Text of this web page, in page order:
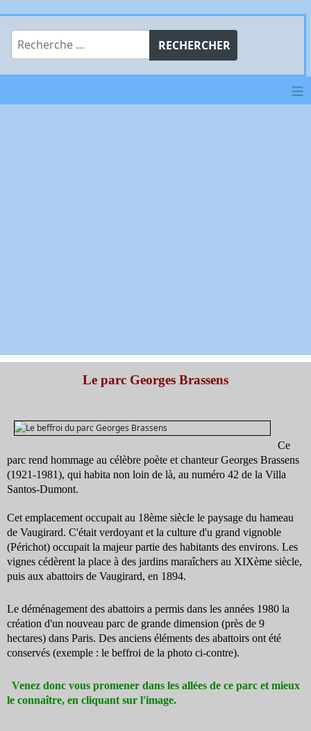
Rechercher
RECHERCHER
≡
Le parc Georges Brassens
Ce
parc rend hommage au célèbre poète et chanteur Georges Brassens
(1921-1981), qui habita non loin de là, au numéro 42 de la Villa
Santos-Dumont.
Cet emplacement occupait au 18ème siècle le paysage du hameau
de Vaugirard. C'était verdoyant et la culture d'u grand vignoble
(Périchot) occupait la majeur partie des habitants des environs. Les
vignes cédèrent la place à des jardins maraîchers au XIXème siècle,
puis aux abattoirs de Vaugirard, en 1894.
Le déménagement des abattoirs a permis dans les années 1980 la
création d'un nouveau parc de grande dimension (près de 9
hectares) dans Paris. Des anciens éléments des abattoirs ont été
conservés (exemple : le beffroi de la photo ci-contre).
Venez donc vous promener dans les allées de ce parc et mieux
le connaître, en cliquant sur l'image.